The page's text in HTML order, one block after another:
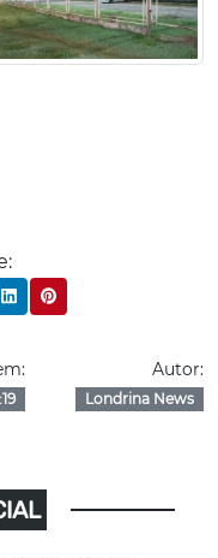
Autor:
Londrina News